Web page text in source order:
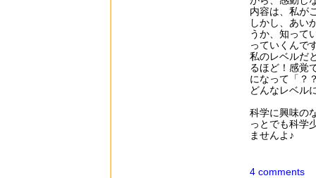
内容は、私が
しかし、あい
うか、知って
っていくんで
私のレベルだ
るほど！感覚
になって「？
どんなレベル
科学に興味の
っとでも科学
ませんよ♪
4 comments